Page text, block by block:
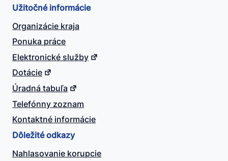
Užitočné informácie
Organizácie kraja
Ponuka práce
Elektronické služby
Dotácie
Úradná tabuľa
Telefónny zoznam
Kontaktné informácie
Dôležité odkazy
Nahlasovanie korupcie